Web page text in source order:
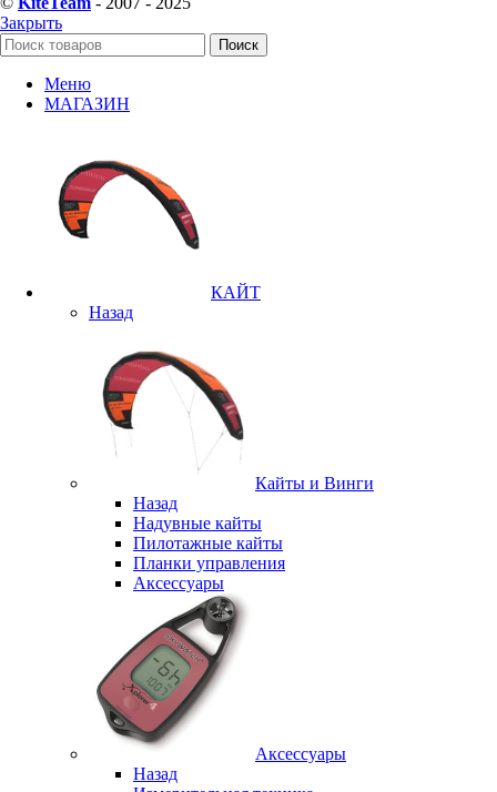
Закрыть
Поиск
Меню
МАГАЗИН
КАЙТ
Назад
Кайты и Винги
Назад
Надувные кайты
Пилотажные кайты
Планки управления
Аксессуары
Аксессуары
Назад